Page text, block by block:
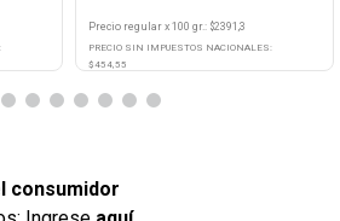
Precio regular x 100 gr.: $2391,3
PRECIO SIN IMPUESTOS NACIONALES:
$454,55
consumidor